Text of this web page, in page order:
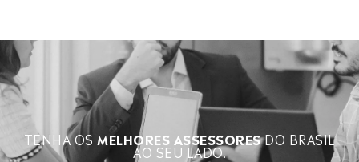
TENHA OS MELHORES ASSESSORESDO BRASIL
AO SEU LADO.